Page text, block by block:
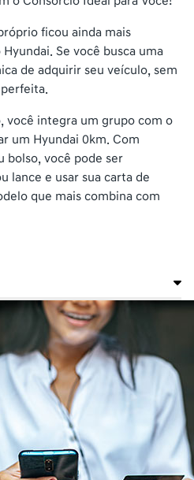
ficou ainda mais
Se você busca uma
de adquirir seu veículo, sem
você integra um grupo com o
um Hyundai 0km. Com
bolso, você pode ser
lance e usar sua carta de
que mais combina com